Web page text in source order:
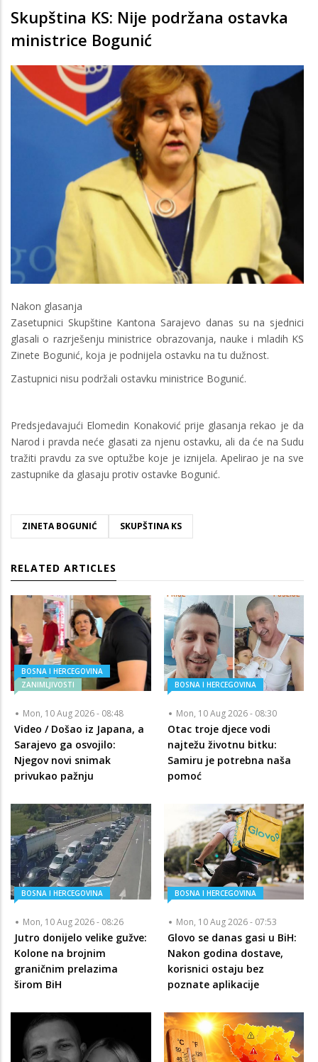
Skupština KS: Nije podržana ostavka
ministrice Bogunić
Nakon glasanja
Zasetupnici Skupštine Kantona Sarajevo danas su na sjednici
glasali o razrješenju ministrice obrazovanja, nauke i mladih KS
Zinete Bogunić, koja je podnijela ostavku na tu dužnost.
Zastupnici nisu podržali ostavku ministrice Bogunić.
Predsjedavajući Elomedin Konaković prije glasanja rekao je da
Narod i pravda neće glasati za njenu ostavku, ali da će na Sudu
tražiti pravdu za sve optužbe koje je iznijela. Apelirao je na sve
zastupnike da glasaju protiv ostavke Bogunić.
ZINETA BOGUNIĆ SKUPŠTINA KS
RELATED ARTICLES
BOSNA I HERCEGOVINA
ZANIMLJIVOSTI
Mon, 10 Aug 2026 - 08:48
Video / Došao iz Japana, a
Sarajevo ga osvojilo:
Njegov novi snimak
privukao pažnju
BOSNA I HERCEGOVINA
Mon, 10 Aug 2026 - 08:30
Otac troje djece vodi
najtežu životnu bitku:
Samiru je potrebna naša
pomoć
BOSNA I HERCEGOVINA
Mon, 10 Aug 2026 - 08:26
Jutro donijelo velike gužve:
Kolone na brojnim
graničnim prelazima
širom BiH
BOSNA I HERCEGOVINA
Mon, 10 Aug 2026 - 07:53
Glovo se danas gasi u BiH:
Nakon godina dostave,
korisnici ostaju bez
poznate aplikacije